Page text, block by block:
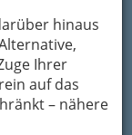
hinaus
Ihrer
auf das
– nähere